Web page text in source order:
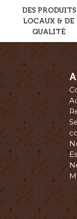
DES PRODUITS
LOCAUX & DE
QUALITÉ